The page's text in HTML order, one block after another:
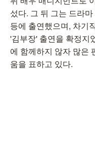
섰다. 그 뒤 그는 드라
등에 출연했으며, 차기
'김부장' 출연을 확정지
에 함께하지 않자 많은
움을 표하고 있다.